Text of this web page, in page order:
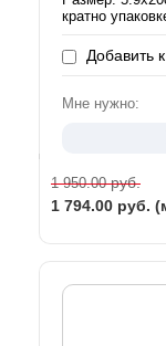
кратно
Добавить
Мне нужно:
1 950.00руб.
1 794.00 руб.